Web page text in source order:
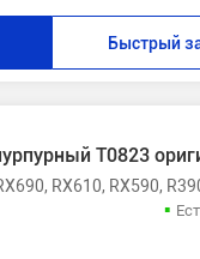
Быстрый
T0823
RX610, RX590,